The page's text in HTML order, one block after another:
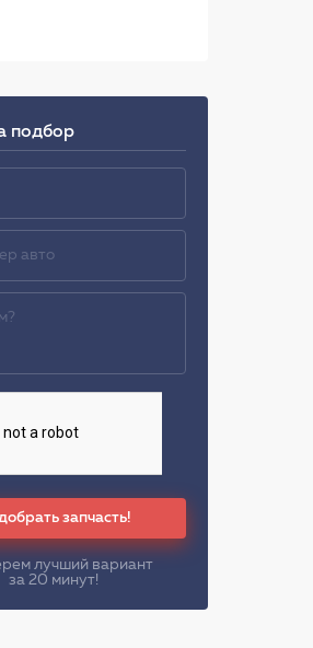
подбор
запчасть!
лучший вариант
за 20 минут!